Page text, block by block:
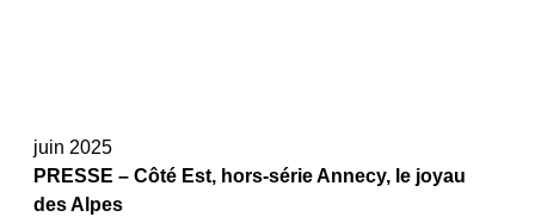
juin 2025
PRESSE – Côté Est, hors-sérieAnnecy, le joyau
des Alpes